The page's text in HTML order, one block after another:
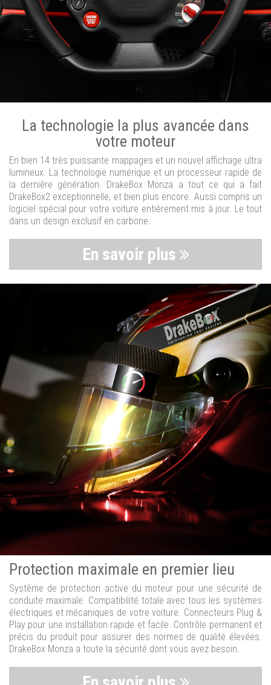
La technologie la plus avancée dans
votre moteur
En bien 14 très puissante mappages et un nouvel affichage ultra
lumineux. La technologie numérique et un processeur rapide de
la dernière génération. DrakeBox Monza a tout ce qui a fait
DrakeBox2 exceptionnelle, et bien plus encore. Aussi compris un
logiciel spécial pour votre voiture entièrement mis à jour. Le tout
dans un design exclusif en carbone.
En savoir plus
Protection maximale en premier lieu
Système de protection active du moteur pour une sécurité de
conduite maximale. Compatibilité totale avec tous les systèmes
électriques et mécaniques de votre voiture. Connecteurs Plug &
Play pour une installation rapide et facile. Contrôle permanent et
précis du produit pour assurer des normes de qualité élevées.
DrakeBox Monza a toute la sécurité dont vous avez besoin.